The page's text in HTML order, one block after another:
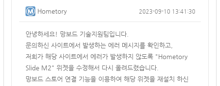
Hometory 2023-09-10 13:41:30
안녕하세요! 망보드 기술지원팀입니다.
문의하신 사이트에서 발생하는 에러 메시지를 확인하고,
저희가 해당 사이트에서 에러가 발생하지 않도록 "Hometory
Slide M2" 위젯을 수정해서 다시 올려드렸습니다.
망보드 스토어 연결 기능을 이용하여 해당 위젯을 재설치 하신